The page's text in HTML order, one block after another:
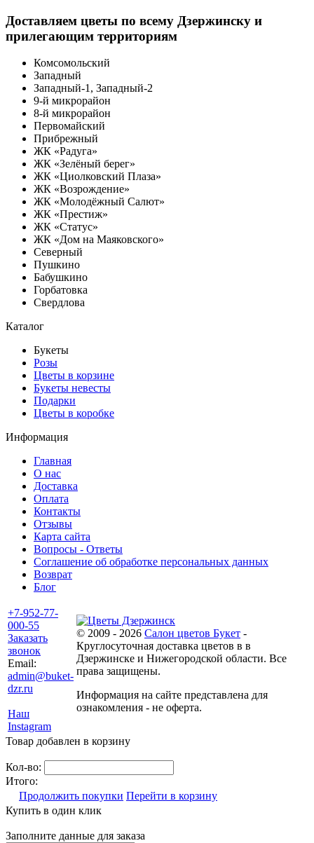
Доставляем цветы по всему Дзержинску и
прилегающим территориям
Комсомольский
Западный
Западный-1, Западный-2
9-й микрорайон
8-й микрорайон
Первомайский
Прибрежный
ЖК «Радуга»
ЖК «Зелёный берег»
ЖК «Циолковский Плаза»
ЖК «Возрождение»
ЖК «Молодёжный Салют»
ЖК «Престиж»
ЖК «Статус»
ЖК «Дом на Маяковского»
Северный
Пушкино
Бабушкино
Горбатовка
Свердлова
Каталог
Букеты
Розы
Цветы в корзине
Букеты невесты
Подарки
Цветы в коробке
Информация
Главная
О нас
Доставка
Оплата
Контакты
Отзывы
Карта сайта
Вопросы - Ответы
Соглашение об обработке персональных данных
Возврат
Блог
+7-952-77-
000-55
Заказать
звонок
Email:
admin@buket-
dzr.ru
Наш
Instagram
© 2009 - 2026 Салон цветов Букет -
Круглосуточная доставка цветов в в
Дзержинске и Нижегородской области. Все
права защищены.
Информация на сайте представлена для
ознакомления - не оферта.
Товар добавлен в корзину
Кол-во:
Итого:
Продолжить покупки Перейти в корзину
Купить в один клик
Заполните данные для заказа